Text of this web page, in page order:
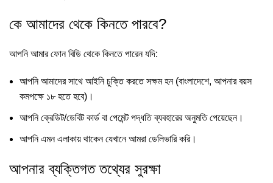
কে আমাদের থেকে কিনতে পারবে?
আপনি আমার ফোন বিডি থেকে কিনতে পারেন যদি:
আপনি আমাদের সাথে আইনি চুক্তি করতে সক্ষম হন (বাংলাদেশে, আপনার বয়স
কমপক্ষে ১৮ হতে হবে)।
আপনি ক্রেডিট/ডেবিট কার্ড বা পেমেন্ট পদ্ধতি ব্যবহারের অনুমতি পেয়েছেন।
আপনি এমন এলাকায় থাকেন যেখানে আমরা ডেলিভারি করি।
আপনার ব্যক্তিগত তথ্যের সুরক্ষা